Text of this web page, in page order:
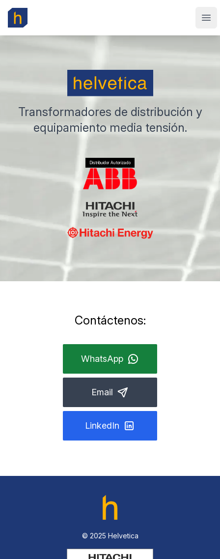
Helvetica
Transformadores de distribución y
equipamiento media tensión.
Distribuidor Autorizado
Contáctenos:
WhatsApp
Email
LinkedIn
© 2025 Helvetica